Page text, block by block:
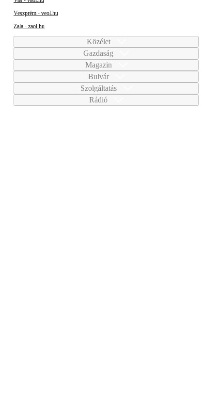
Veszprém - veol.hu
Zala - zaol.hu
Közélet
Gazdaság
Magazin
Bulvár
Szolgáltatás
Rádió